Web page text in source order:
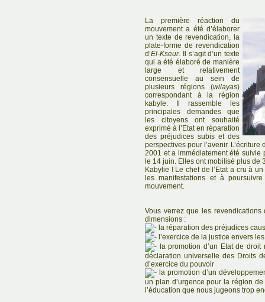
La première réaction du
mouvement a été d’élaborer
un texte de revendication, la
plate-forme de revendication
d’El-Kseur. Il s’agit d’un texte
qui a été élaboré de manière
large et relativement
consensuelle au sein de
plusieurs régions (wilayas)
correspondant à la région
kabyle. Il rassemble les
principales demandes que
les citoyens ont souhaité
exprimé à l’Etat en réparation
des préjudices subis et des
perspectives pour l’avenir.
2001 et a immédiatement été suivie
le 14 juin. Elles ont mobilisé plus
Kabylie ! Le chef de l’Etat a cru à
les manifestations et à
mouvement.
Vous verrez que les
dimensions :
la réparation des préjudices
l’exercice de la justice envers
la promotion d’un Etat de
déclaration universelle des Droits
d’exercice du pouvoir
la promotion d’un
un plan d’urgence pour la région
l’éducation que nous jugeons trop